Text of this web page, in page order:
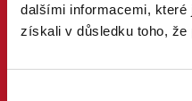
dalšími informacemi,
získali v důsledku toho, že